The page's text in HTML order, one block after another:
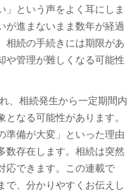
」という声をよく耳にしま
が進まないまま数年が経過
相続の手続きには期限があ
や管理が難しくなる可能性
、相続発生から一定期間内
なる可能性があります。
準備が大変」といった理由
数存在します。相続は突然
応できます。この連載で
で、分かりやすくお伝えし